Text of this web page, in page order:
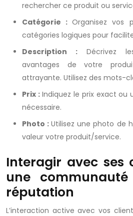
rechercher ce produit ou
Catégorie :Organisez vos
catégories logiques pour
Description : Décrivez
avantages de votre
attrayante. Utilisez des mots-
Prix : Indiquez le prix exact ou
nécessaire.
Photo :Utilisez une photo de
valeur votre produit/service.
Interagir avec ses
une
réputation
L’interaction active avec vos